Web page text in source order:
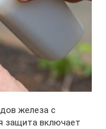
железа с
защита включает